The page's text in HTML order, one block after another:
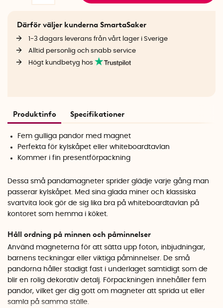
Därför väljer kunderna SmartaSaker
1-3 dagars leverans från vårt lager i Sverige
Alltid personlig och snabb service
Högt kundbetyg hos
Produktinfo Specifikationer
Fem gulliga pandor med magnet
Perfekta för kylskåpet eller whiteboardtavlan
Kommer i fin presentförpackning
Dessa små pandamagneter sprider glädje varje gång man
passerar kylskåpet. Med sina glada miner och klassiska
svartvita look gör de sig lika bra på whiteboardtavlan på
kontoret som hemma i köket.
Håll ordning på minnen och påminnelser
Använd magneterna för att sätta upp foton, inbjudningar,
barnens teckningar eller viktiga påminnelser. De små
pandorna håller stadigt fast i underlaget samtidigt som de
blir en rolig dekorativ detalj. Förpackningen innehåller fem
pandor, vilket ger dig gott om magneter att sprida ut eller
samla på samma ställe.